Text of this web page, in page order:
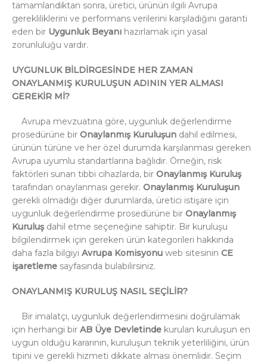
tamamlandıktan sonra, üretici, ürünün ilgili Avrupa
gerekliliklerini ve performans verilerini karşıladığını garanti
eden bir Uygunluk Beyanı hazırlamak için yasal
zorunluluğu vardır.
UYGUNLUK BİLDİRGESİNDE HER ZAMAN
ONAYLANMIŞ KURULUŞUN ADININ YER ALMASI
GEREKİR Mİ?
Avrupa mevzuatına göre, uygunluk değerlendirme
prosedürüne bir Onaylanmış Kuruluşun dahil edilmesi,
ürünün türüne ve her özel durumda karşılanması gereken
Avrupa uyumlu standartlarına bağlıdır. Örneğin, risk
faktörleri sunan tıbbi cihazlarda, bir Onaylanmış Kuruluş
tarafından onaylanması gerekir. Onaylanmış Kuruluşun
gerekli olmadığı diğer durumlarda, üretici istişare için
uygunluk değerlendirme prosedürüne bir Onaylanmış
Kuruluş dahil etme seçeneğine sahiptir. Bir kuruluşu
bilgilendirmek için gereken ürün kategorileri hakkında
daha fazla bilgiyi Avrupa Komisyonu web sitesinin CE
işaretleme sayfasında bulabilirsiniz.
ONAYLANMIŞ KURULUŞ NASIL SEÇİLİR?
Bir imalatçı, uygunluk değerlendirmesini doğrulamak
için herhangi bir AB Üye Devletinde kurulan kuruluşun en
uygun olduğu kararının, kuruluşun teknik yeterliliğini, ürün
tipini ve gerekli hizmeti dikkate alması önemlidir. Seçim